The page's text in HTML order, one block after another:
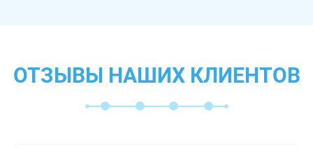
ОТЗЫВЫ НАШИХ КЛИЕНТОВ